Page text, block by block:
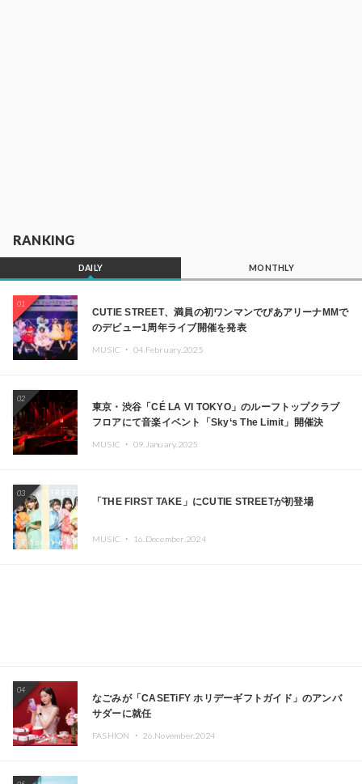
RANKING
DAILY MONTHLY
01
CUTIE STREET、満員の初ワンマンでぴあアリーナMMで
のデビュー1周年ライブ開催を発表
MUSIC ・ 04.February.2025
02
東京・渋谷「CÉ LA VI TOKYO」のルーフトップクラブ
フロアにて音楽イベント「Sky‘s The Limit」開催決
MUSIC ・ 09.January.2025
03
「THE FIRST TAKE」にCUTIE STREETが初登場
MUSIC ・ 16.December.2024
04
なごみが「CASETiFY ホリデーギフトガイド」のアンバ
サダーに就任
FASHION ・ 26.November.2024